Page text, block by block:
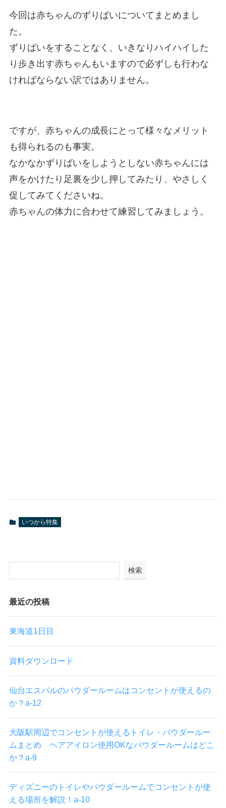
今回は赤ちゃんのずりばいについてまとめまし
た。
ずりばいをすることなく、いきなりハイハイした
り歩き出す赤ちゃんもいますので必ずしも行わな
ければならない訳ではありません。
ですが、赤ちゃんの成長にとって様々なメリット
も得られるのも事実。
なかなかずりばいをしようとしない赤ちゃんには
声をかけたり足裏を少し押してみたり、やさしく
促してみてくださいね。
赤ちゃんの体力に合わせて練習してみましょう。
いつから特集
検索
最近の投稿
東海道1日目
資料ダウンロード
仙台エスパルのパウダールームはコンセントが使えるの
か？a-12
大阪駅周辺でコンセントが使えるトイレ・パウダールー
ムまとめ ヘアアイロン使用OKなパウダールームはどこ
か？a-9
ディズニーのトイレやパウダールームでコンセントが使
える場所を解説！a-10